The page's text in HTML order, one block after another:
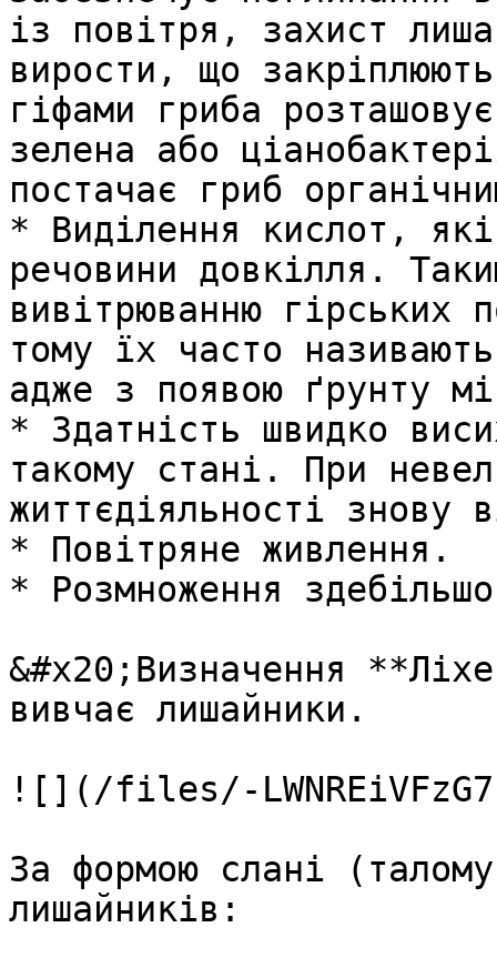
із повітря, захист
вирости, що
гіфами гриба
зелена або
постачає гриб
* Виділення кислот,
речовини довкілля.
вивітрюванню гірських
тому їх часто
адже з появою ґрунту
* Здатність швидко
такому стані. При
життєдіяльності знову
* Повітряне живлення.
* Розмноження
&#x20;Визначення
вивчає лишайники.
![](/files/-
За формою слані
лишайників: